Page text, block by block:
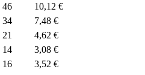
46
10,12 €
34
7,48 €
21
4,62 €
14
3,08 €
16
3,52 €